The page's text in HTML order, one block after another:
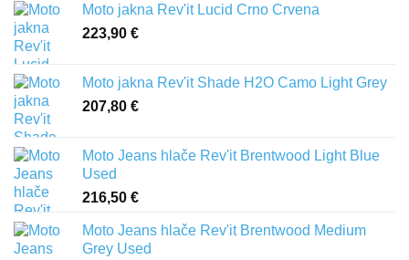
Moto jakna Rev'it Lucid Crno Crvena
223,90 €
Moto jakna Rev'it Shade H2O Camo Light Grey
207,80 €
Moto Jeans hlače Rev'it Brentwood Light Blue
Used
216,50 €
Moto Jeans hlače Rev'it Brentwood Medium
Grey Used